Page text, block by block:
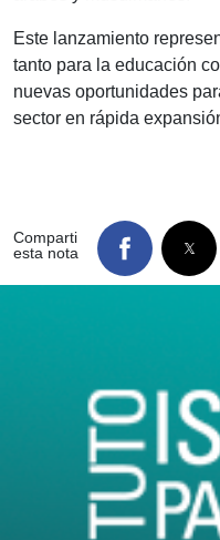
Este lanzamiento
tanto para la educación
nuevas oportunidades
sector en rápida
Comparti
esta nota